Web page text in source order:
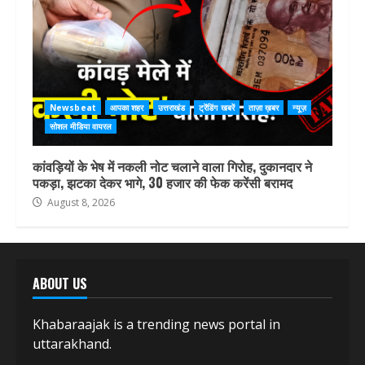
Newsbeat आपका शहर उत्तराखंड ट्रेंडिंग खबरें ताज़ा ख़बर
न्यूज़
सोशल मीडिया वायरल
कांवड़ियों के भेष में नकली नोट चलाने वाला गिरोह, दुकानदार ने
पकड़ा, झटका देकर भागे, 30 हजार की फेक करेंसी बरामद
August 8, 2026
ABOUT US
Khabaraajak is a trending news portal in
uttarakhand.